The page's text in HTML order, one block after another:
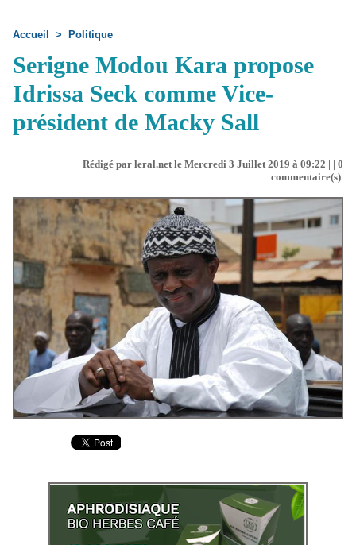
Accueil > Politique
Serigne Modou Kara propose
Idrissa Seck comme Vice-
président de Macky Sall
Rédigé par leral.net le Mercredi 3 Juillet 2019 à 09:22 | | 0
commentaire(s)|